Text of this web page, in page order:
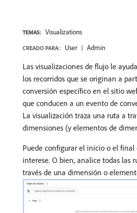
TEMAS: Visualizations
CREADO PARA: User Admin
Las visualizaciones de flujo le
los recorridos que se originan a
conversión específico en el sitio
que conducen a un evento de
La visualización traza una ruta a
dimensiones (y elementos de
Puede configurar el inicio o el
interese. O bien, analice todas las
través de una dimensión o